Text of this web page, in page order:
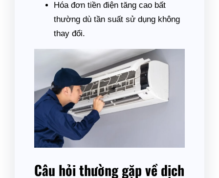
Hóa đơn tiền điện tăng cao bất
thường dù tần suất sử dụng không
thay đổi.
Câu hỏi thường gặp về dịch